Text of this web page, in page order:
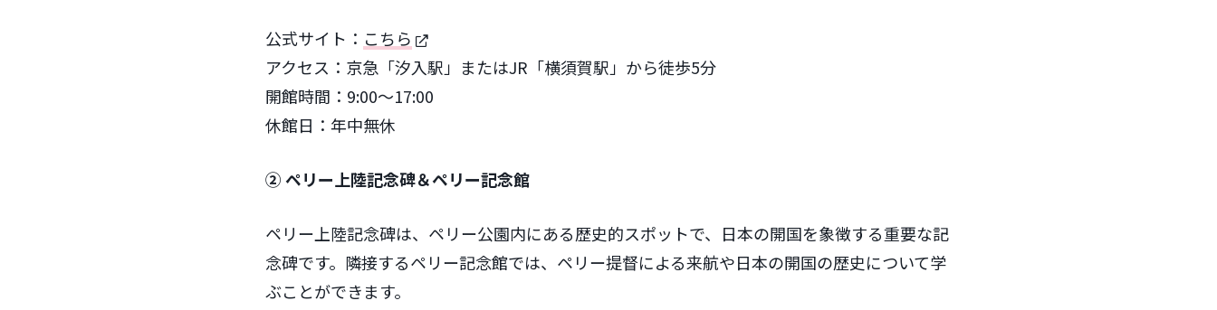
公式サイト： こちら
アクセス：京急「汐入駅」またはJR「横須賀駅」から徒歩5分
開館時間：9:00〜17:00
休館日：年中無休
② ペリー上陸記念碑＆ペリー記念館
ペリー上陸記念碑は、ペリー公園内にある歴史的スポットで、日本の開国を象徴する重要な記
念碑です。隣接するペリー記念館では、ペリー提督による来航や日本の開国の歴史について学
ぶことができます。